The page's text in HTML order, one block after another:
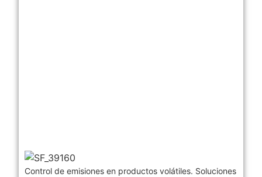
Control de emisiones en productos volátiles. Soluciones